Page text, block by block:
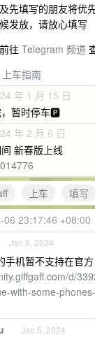
先填写的朋友将优
发放，请放心填写
往 Telegram 频道
上车指南
年 1 月 15 日
，暂时停车🅿️
年 2 月 6 日
新春版上线
上车
填写
06 23:17:46 +08:00
Jan 5, 2024
手机暂不支持在官
d/
with-some-
Jan 5, 2024